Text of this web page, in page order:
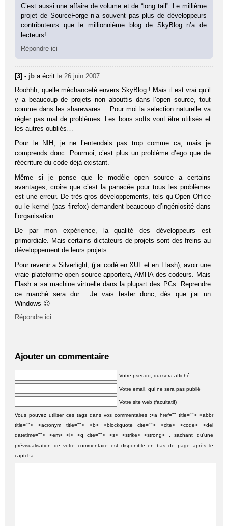
C’est aussi une affaire de volume et de “long tail”. Le millième
projet de SourceForge n’a souvent pas plus de développeurs
contributeurs que le millionnième blog de SkyBlog n’a de
lecteurs!
Répondre ici
[3] - jb a écrit le 26 juin 2007 :
Roohhh, quelle méchanceté envers SkyBlog ! Mais il est vrai qu’il
y a beaucoup de projets non abouttis dans l’open source, tout
comme dans les sharewares… Pour moi la selection naturelle va
régler pas mal de problèmes. Les bons softs vont être utilisés et
les autres oubliés…
Pour le NIH, je ne l’entendais pas trop comme ca, mais je
comprends donc. Pourmoi, c’est plus un problème d’ego que de
réécriture du code déjà existant.
Même si je pense que le modèle open source a certains
avantages, croire que c’est la panacée pour tous les problèmes
est une erreur. De très gros développements, tels qu’Open Office
ou le kernel (pas firefox) demandent beaucoup d’ingéniosité dans
l’organisation.
De par mon expérience, la qualité des développeurs est
primordiale. Mais certains dictateurs de projets sont des freins au
développement de leurs projets.
Pour revenir a Silverlight, (j’ai codé en XUL et en Flash), avoir une
vraie plateforme open source apportera, AMHA des codeurs. Mais
Flash a sa machine virtuelle dans la plupart des PCs. Reprendre
ce marché sera dur… Je vais tester donc, dès que j’ai un
Windows 😉
Répondre ici
Ajouter un commentaire
Votre pseudo, qui sera affiché
Votre email, qui ne sera pas publié
Votre site web (facultatif)
Vous pouvez utiliser ces tags dans vos commentaires :<a href="" title=""> <abbr
title=""> <acronym title=""> <b> <blockquote cite=""> <cite> <code> <del
datetime=""> <em> <i> <q cite=""> <s> <strike> <strong> , sachant qu'une
prévisualisation de votre commentaire est disponible en bas de page après le
captcha.